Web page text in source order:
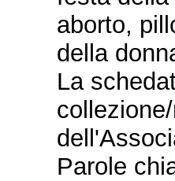
aborto,
della
La
Parole